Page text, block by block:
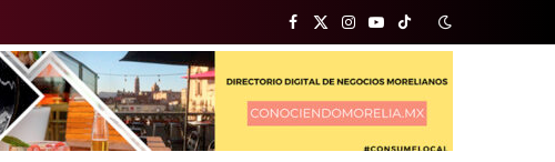
Facebook
X
(Twitter)
Instagram
YouTubeTikTok